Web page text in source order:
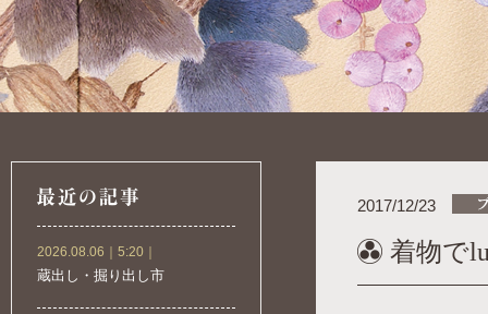
2026.08.06｜5:20｜
蔵出し・掘り出し市
2017/12/23
着物で